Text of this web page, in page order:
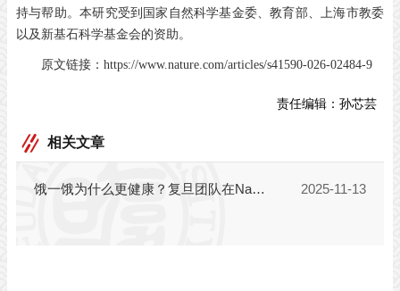
持与帮助。本研究受到国家自然科学基金委、教育部、上海市教委
以及新基石科学基金会的资助。
原文链接：https://www.nature.com/articles/s41590-026-02484-9
责任编辑： 孙芯芸
相关文章